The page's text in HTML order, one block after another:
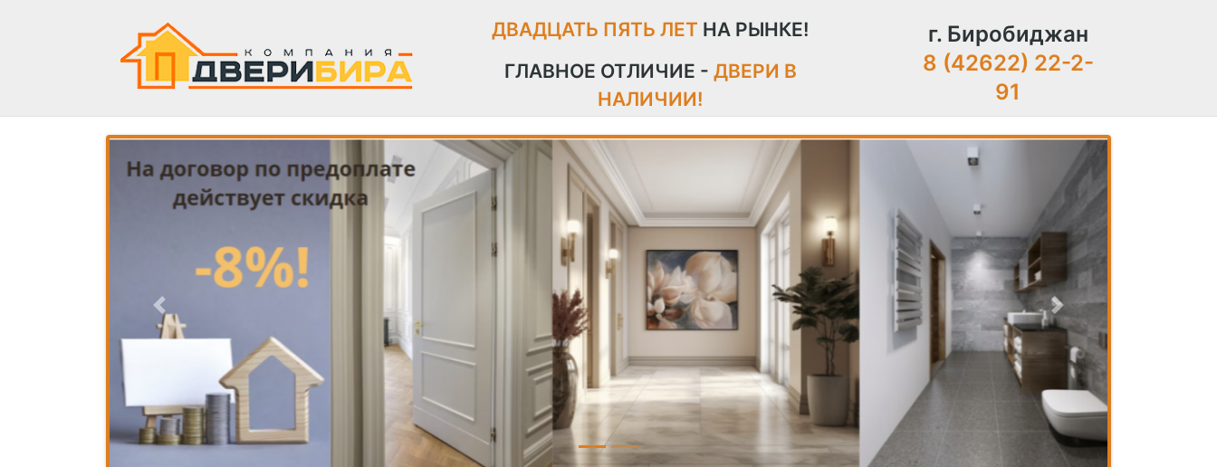
ДВАДЦАТЬ ПЯТЬ ЛЕТ НА РЫНКЕ!
ГЛАВНОЕ ОТЛИЧИЕ - ДВЕРИ В
НАЛИЧИИ!
г. Биробиджан
8 (42622) 22-2-
91